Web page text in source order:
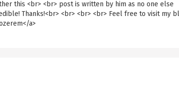
this <br> <br> post is written by him as no one else
Thanks!<br> <br> <br> <br> Feel free to visit my
a>